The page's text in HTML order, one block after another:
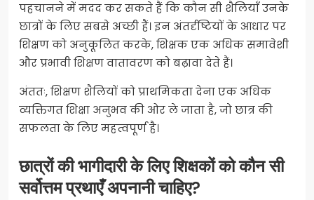
पहचानने में मदद कर सकते हैं कि कौन सी शैलियाँ उनके
छात्रों के लिए सबसे अच्छी हैं। इन अंतर्दृष्टियों के आधार पर
शिक्षण को अनुकूलित करके, शिक्षक एक अधिक समावेशी
और प्रभावी शिक्षण वातावरण को बढ़ावा देते हैं।
अंततः, शिक्षण शैलियों को प्राथमिकता देना एक अधिक
व्यक्तिगत शिक्षा अनुभव की ओर ले जाता है, जो छात्र की
सफलता के लिए महत्वपूर्ण है।
छात्रों की भागीदारी के लिए शिक्षकों को कौन सी
सर्वोत्तम प्रथाएँ अपनानी चाहिए?